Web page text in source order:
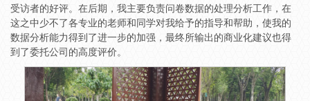
受访者的好评。在后期，我主要负责问卷数据的处理分析工作，在
这之中少不了各专业的老师和同学对我给予的指导和帮助，使我的
数据分析能力得到了进一步的加强，最终所输出的商业化建议也得
到了委托公司的高度评价。